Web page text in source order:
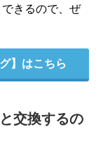
きるので、ぜ
】はこちら
交換するの